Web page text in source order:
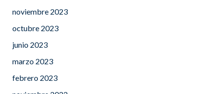
noviembre 2023
octubre 2023
junio 2023
marzo 2023
febrero 2023